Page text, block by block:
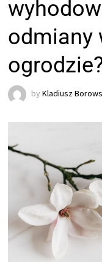
odmiany
byKladiusz